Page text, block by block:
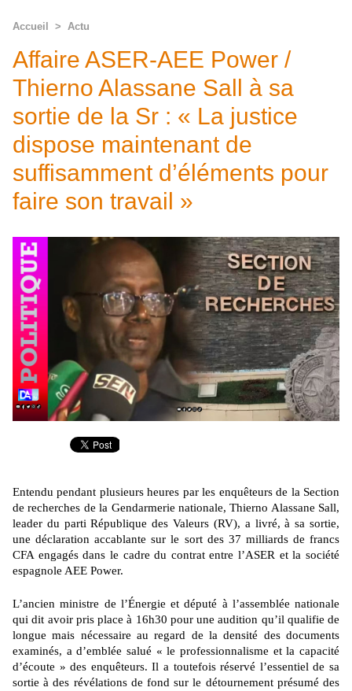
Accueil > Actu
Affaire ASER-AEE Power /
Thierno Alassane Sall à sa
sortie de la Sr : « La justice
dispose maintenant de
suffisamment d’éléments pour
faire son travail »
Entendu pendant plusieurs heures par les enquêteurs de la Section
de recherches de la Gendarmerie nationale, Thierno Alassane Sall,
leader du parti République des Valeurs (RV), a livré, à sa sortie,
une déclaration accablante sur le sort des 37 milliards de francs
CFA engagés dans le cadre du contrat entre l’ASER et la société
espagnole AEE Power.
L’ancien ministre de l’Énergie et député à l’assemblée nationale
qui dit avoir pris place à 16h30 pour une audition qu’il qualifie de
longue mais nécessaire au regard de la densité des documents
examinés, a d’emblée salué « le professionnalisme et la capacité
d’écoute » des enquêteurs. Il a toutefois réservé l’essentiel de sa
sortie à des révélations de fond sur le détournement présumé des